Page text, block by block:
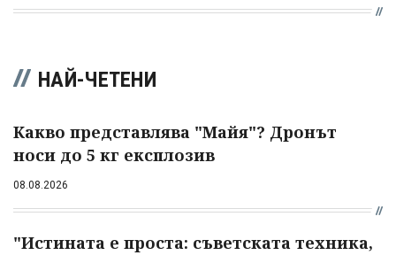
НАЙ-ЧЕТЕНИ
Какво представлява "Майя"? Дронът
носи до 5 кг експлозив
08.08.2026
"Истината е проста: съветската техника,